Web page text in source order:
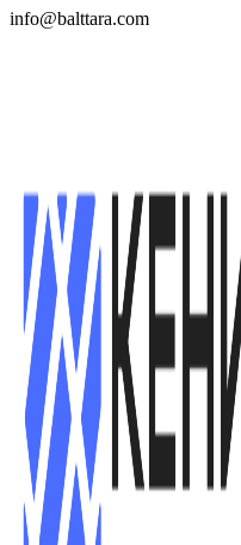
info@balttara.com